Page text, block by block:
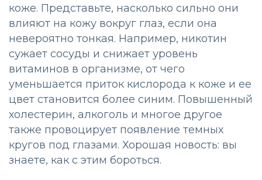
коже. Представьте, насколько сильно они
влияют на кожу вокруг глаз, если она
невероятно тонкая. Например, никотин
сужает сосуды и снижает уровень
витаминов в организме, от чего
уменьшается приток кислорода к коже и ее
цвет становится более синим. Повышенный
холестерин, алкоголь и многое другое
также провоцирует появление темных
кругов под глазами. Хорошая новость: вы
знаете, как с этим бороться.